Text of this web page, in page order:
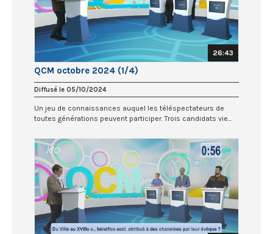
26:43
QCM octobre 2024 (1/4)
Diffusé le 05/10/2024
Un jeu de connaissances auquel les téléspectateurs de
toutes générations peuvent participer. Trois candidats vie...